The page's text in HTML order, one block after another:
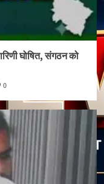
घोषित, संगठन को
0